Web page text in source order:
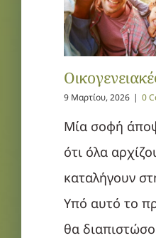
9 Μαρτίου, 2026 | 0
Μία σοφή
ότι όλα
καταλήγουν
Υπό αυτό το
θα